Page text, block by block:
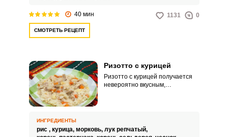
40 мин 1131 0
СМОТРЕТЬ РЕЦЕПТ
Ризотто с курицей
Ризотто с курицей получается
невероятно вкусным,
ИНГРЕДИЕНТЫ
рис , курица, морковь, лук репчатый,